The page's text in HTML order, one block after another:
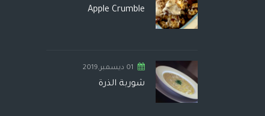
Apple Crumble
01 ديسمبر,2019
شوربة الذرة